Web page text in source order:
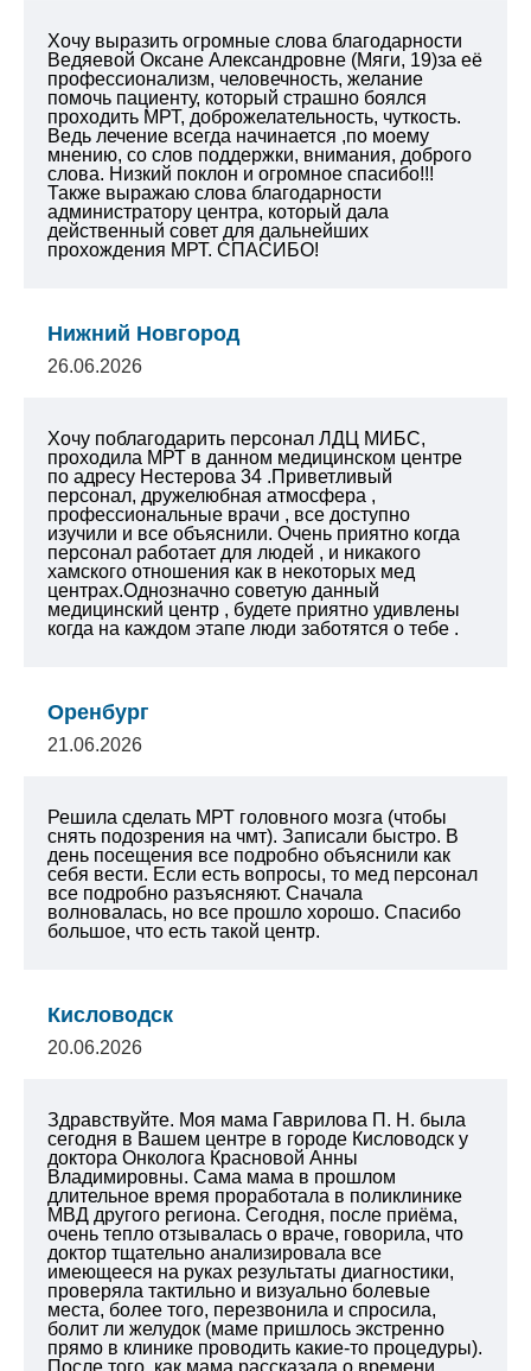
Хочу выразить огромные слова благодарности
Ведяевой Оксане Александровне (Мяги, 19)за её
профессионализм, человечность, желание
помочь пациенту, который страшно боялся
проходить МРТ, доброжелательность, чуткость.
Ведь лечение всегда начинается ,по моему
мнению, со слов поддержки, внимания, доброго
слова. Низкий поклон и огромное спасибо!!!
Также выражаю слова благодарности
администратору центра, который дала
действенный совет для дальнейших
прохождения МРТ. СПАСИБО!
Нижний Новгород
26.06.2026
Хочу поблагодарить персонал ЛДЦ МИБС,
проходила МРТ в данном медицинском центре
по адресу Нестерова 34 .Приветливый
персонал, дружелюбная атмосфера ,
профессиональные врачи , все доступно
изучили и все объяснили. Очень приятно когда
персонал работает для людей , и никакого
хамского отношения как в некоторых мед
центрах.Однозначно советую данный
медицинский центр , будете приятно удивлены
когда на каждом этапе люди заботятся о тебе .
Оренбург
21.06.2026
Решила сделать МРТ головного мозга (чтобы
снять подозрения на чмт). Записали быстро. В
день посещения все подробно объяснили как
себя вести. Если есть вопросы, то мед персонал
все подробно разъясняют. Сначала
волновалась, но все прошло хорошо. Спасибо
большое, что есть такой центр.
Кисловодск
20.06.2026
Здравствуйте. Моя мама Гаврилова П. Н. была
сегодня в Вашем центре в городе Кисловодск у
доктора Онколога Красновой Анны
Владимировны. Сама мама в прошлом
длительное время проработала в поликлинике
МВД другого региона. Сегодня, после приёма,
очень тепло отзывалась о враче, говорила, что
доктор тщательно анализировала все
имеющееся на руках результаты диагностики,
проверяла тактильно и визуально болевые
места, более того, перезвонила и спросила,
болит ли желудок (маме пришлось экстренно
прямо в клинике проводить какие-то процедуры).
После того, как мама рассказала о времени